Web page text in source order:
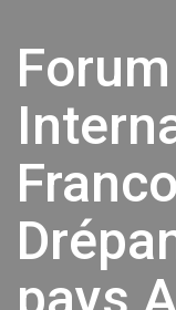
Forum